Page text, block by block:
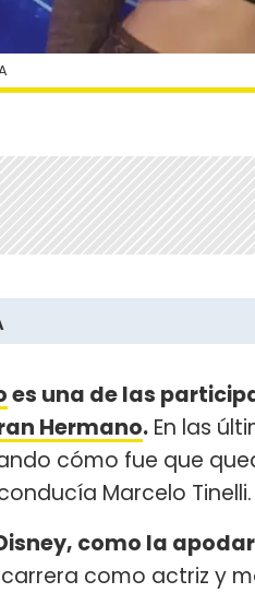
es una de las
Hermano. En las
cómo fue que
Marcelo Tinelli.
como la
como actriz y